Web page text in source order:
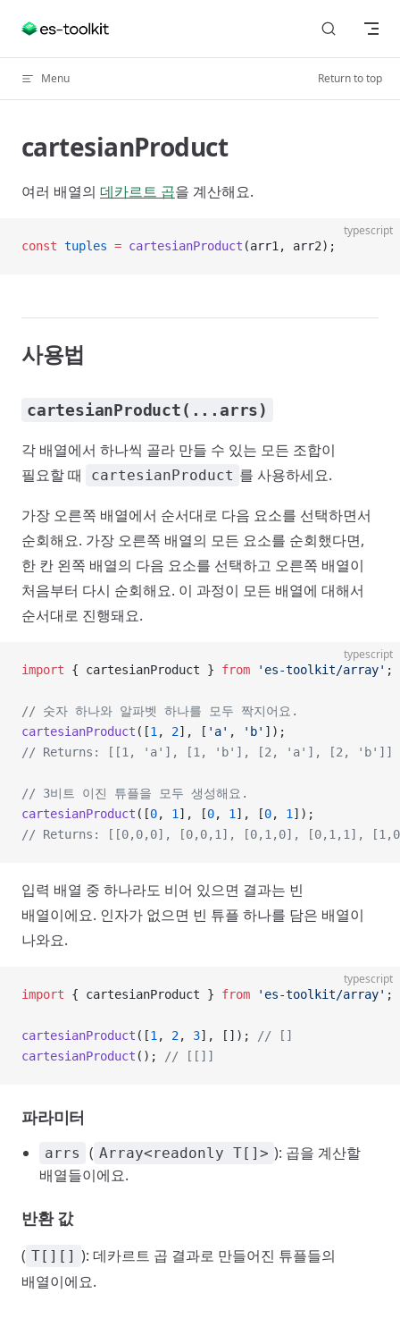
Skip to content
Menu Return to top
cartesianProduct
여러 배열의 데카르트 곱을 계산해요.
typescript
const tuples = cartesianProduct (arr1, arr2);
사용법
cartesianProduct(...arrs)
각 배열에서 하나씩 골라 만들 수 있는 모든 조합이
필요할 때
cartesianProduct 를 사용하세요.
가장 오른쪽 배열에서 순서대로 다음 요소를 선택하면서
순회해요. 가장 오른쪽 배열의 모든 요소를 순회했다면,
한 칸 왼쪽 배열의 다음 요소를 선택하고 오른쪽 배열이
처음부터 다시 순회해요. 이 과정이 모든 배열에 대해서
순서대로 진행돼요.
typescript
import { cartesianProduct } from 'es-toolkit/array' ;
// 숫자 하나와 알파벳 하나를 모두 짝지어요.
cartesianProduct ([1 , 2], [ 'a' , 'b' ]);
// Returns: [[1, 'a'], [1, 'b'], [2, 'a'], [2, 'b']]
// 3비트 이진 튜플을 모두 생성해요.
cartesianProduct ([0, 1 ], [0, 1 ], [0, 1 ]);
// Returns: [[0,0,0], [0,0,1], [0,1,0], [0,1,1],
입력 배열 중 하나라도 비어 있으면 결과는 빈
배열이에요. 인자가 없으면 빈 튜플 하나를 담은 배열이
나와요.
typescript
import { cartesianProduct } from 'es-toolkit/array' ;
cartesianProduct ([1 , 2, 3], []);
// []
cartesianProduct (); // [[]]
파라미터
arrs ( Array<readonly T[]> ): 곱을 계산할
배열들이에요.
반환 값
( T[][] ): 데카르트 곱 결과로 만들어진 튜플들의
배열이에요.